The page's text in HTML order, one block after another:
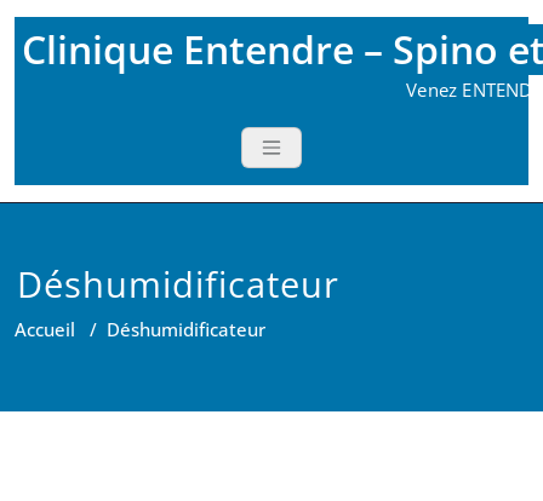
Skip
content
Clinique Entendre – Spino
Venez
Déshumidificateur
Accueil / Déshumidificateur